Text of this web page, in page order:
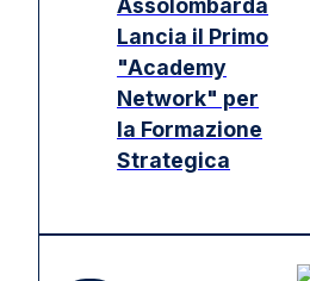
Assolombarda
Lancia il Primo
"Academy
Network" per
la Formazione
Strategica